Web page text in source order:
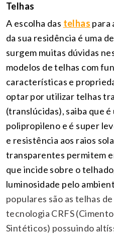
Telhas
A escolha das telhas para
da sua residência é uma
surgem muitas dúvidas
modelos de telhas com
características e
optar por utilizar telhas
(translúcidas), saiba que
polipropileno e é super
e resistência aos raios
transparentes permitem
que incide sobre o
luminosidade pelo
populares são as telhas
tecnologia CRFS
Sintéticos) possuindo